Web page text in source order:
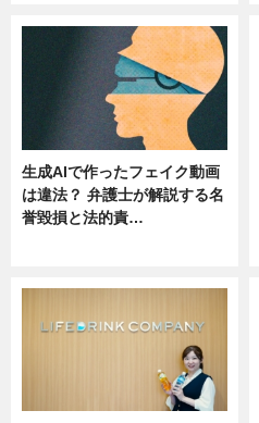
生成AIで作ったフェイク動画
は違法？ 弁護士が解説する名
誉毀損と法的責…